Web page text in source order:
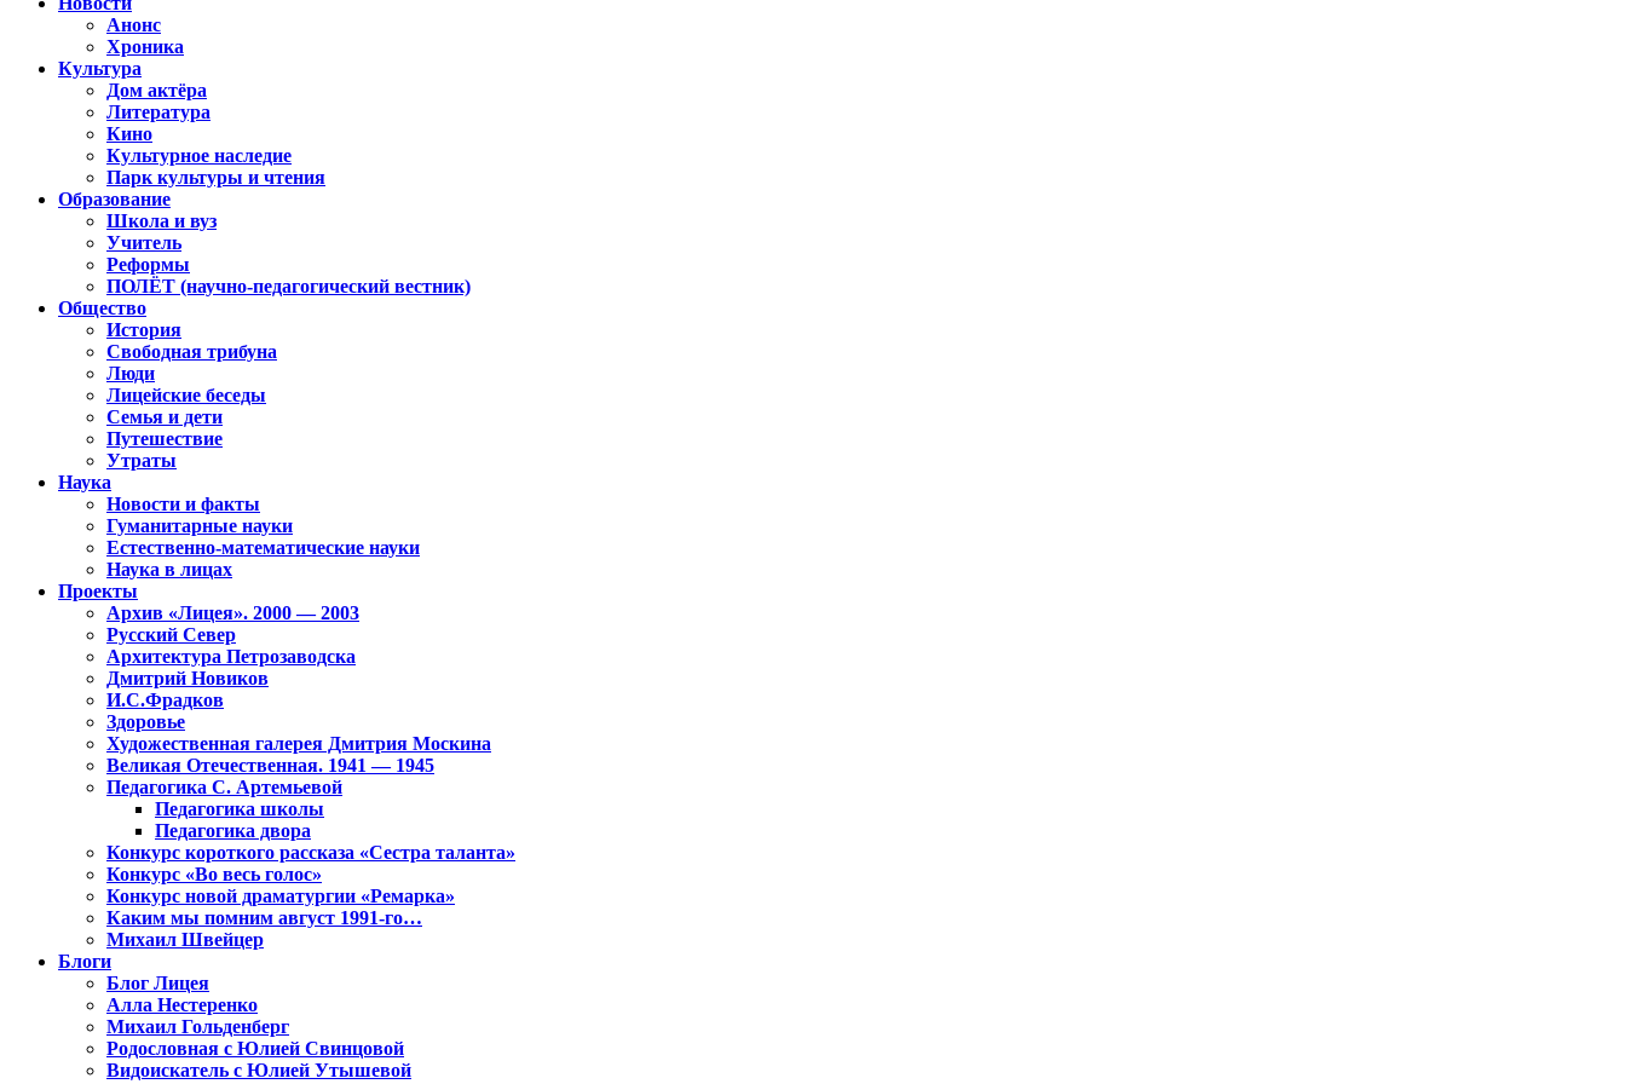
Анонс
Хроника
Культура
Дом актёра
Литература
Кино
Культурное наследие
Парк культуры и чтения
Образование
Школа и вуз
Учитель
Реформы
ПОЛЁТ (научно-педагогический вестник)
Общество
История
Свободная трибуна
Люди
Лицейские беседы
Семья и дети
Путешествие
Утраты
Наука
Новости и факты
Гуманитарные науки
Естественно-математические науки
Наука в лицах
Проекты
Архив «Лицея». 2000 — 2003
Русский Север
Архитектура Петрозаводска
Дмитрий Новиков
И.С.Фрадков
Здоровье
Художественная галерея Дмитрия Москина
Великая Отечественная. 1941 — 1945
Педагогика С. Артемьевой
Педагогика школы
Педагогика двора
Конкурс короткого рассказа «Сестра таланта»
Конкурс «Во весь голос»
Конкурс новой драматургии «Ремарка»
Каким мы помним август 1991-го…
Михаил Швейцер
Блоги
Блог Лицея
Алла Нестеренко
Михаил Гольденберг
Родословная с Юлией Свинцовой
Видоискатель с Юлией Утышевой